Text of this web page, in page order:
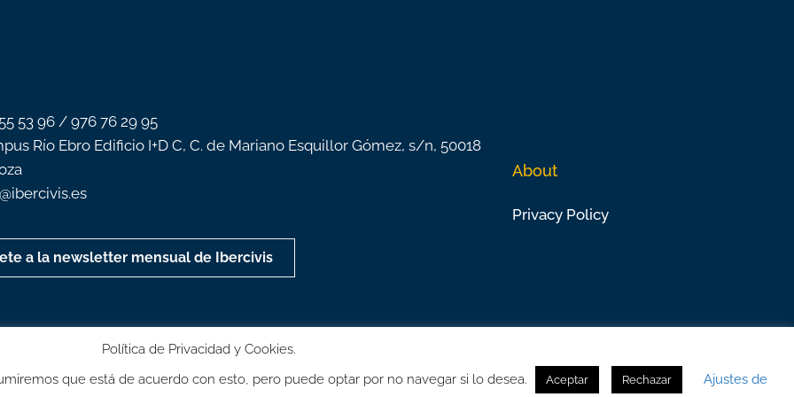
53 96 / 976 76 29 95
Río Ebro Edificio I+D C, C. de Mariano Esquillor Gómez, s/n, 50018
a la newsletter mensual de Ibercivis
About
Privacy Policy
Política de Privacidad y Cookies.
que está de acuerdo con esto, pero puede optar por no navegar si lo desea.
Aceptar Rechazar Ajustes de